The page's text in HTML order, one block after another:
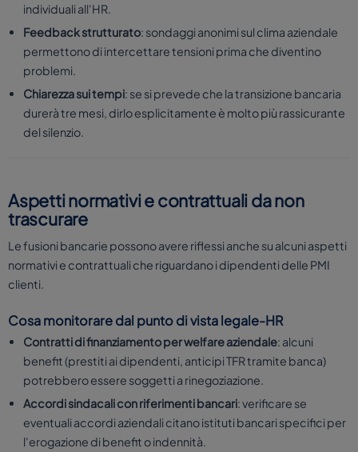
individuali all'HR.
Feedback strutturato: sondaggi anonimi sul clima aziendale
permettono di intercettare tensioni prima che diventino
problemi.
Chiarezza sui tempi: se si prevede che la transizione bancaria
durerà tre mesi, dirlo esplicitamente è molto più rassicurante
del silenzio.
Aspetti normativi e contrattuali da non
trascurare
Le fusioni bancarie possono avere riflessi anche su alcuni aspetti
normativi e contrattuali che riguardano i dipendenti delle PMI
clienti.
Cosa monitorare dal punto di vista legale-HR
Contratti di finanziamento per welfare aziendale: alcuni
benefit (prestiti ai dipendenti, anticipi TFR tramite banca)
potrebbero essere soggetti a rinegoziazione.
Accordi sindacali con riferimenti bancari: verificare se
eventuali accordi aziendali citano istituti bancari specifici per
l'erogazione di benefit o indennità.